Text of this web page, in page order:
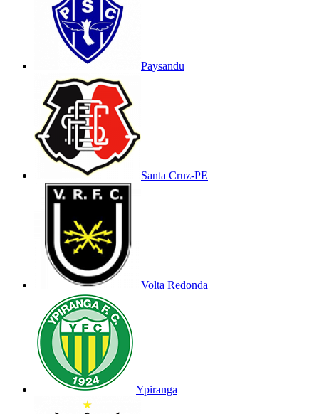
Paysandu
Santa Cruz-PE
Volta Redonda
Ypiranga